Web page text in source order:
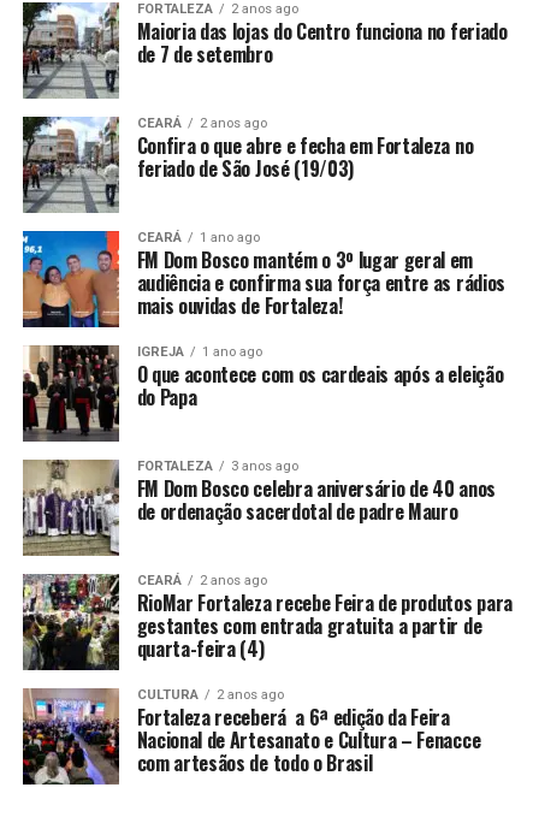
FORTALEZA 2 anos ago
Maioria das lojas do Centro funciona no feriado
de 7 de setembro
CEARÁ 2 anos ago
Confira o que abre e fecha em Fortaleza no
feriado de São José (19/03)
CEARÁ 1 ano ago
FM Dom Bosco mantém o 3º lugar geral em
audiência e confirma sua força entre as rádios
mais ouvidas de Fortaleza!
IGREJA 1 ano ago
O que acontece com os cardeais após a eleição
do Papa
FORTALEZA 3 anos ago
FM Dom Bosco celebra aniversário de 40 anos
de ordenação sacerdotal de padre Mauro
CEARÁ 2 anos ago
RioMar Fortaleza recebe Feira de produtos para
gestantes com entrada gratuita a partir de
quarta-feira (4)
CULTURA 2 anos ago
Fortaleza receberá a 6ª edição da Feira
Nacional de Artesanato e Cultura – Fenacce
com artesãos de todo o Brasil